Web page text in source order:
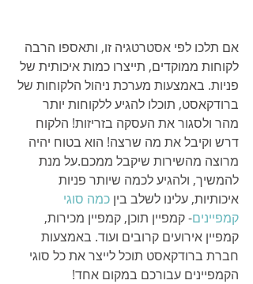
אם תלכו לפי אסטרטגיה זו, ותאספו הרבה
לקוחות ממוקדים, תייצרו כמות איכותית של
פניות. באמצעות מערכת ניהול הלקוחות של
ברודקאסט, תוכלו להגיע ללקוחות יותר
מהר ולסגור את העסקה בזריזות! הלקוח
דרש וקיבל את מה שרצה! הוא בטוח יהיה
מרוצה מהשירות שיקבל ממכם.על מנת
להמשיך, ולהגיע לכמה שיותר פניות
איכותיות, עלינו לשלב בין כמה סוגי
קמפיינים- קמפיין תוכן, קמפיין מכירות,
קמפיין אירועים קרובים ועוד. באמצעות
חברת ברודקאסט תוכל לייצר את כל סוגי
הקמפיינים עבורכם במקום אחד!